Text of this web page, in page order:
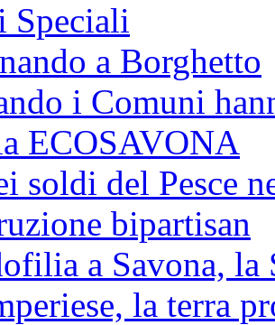
Speciali
a Borghetto
i Comuni
ECOSAVONA
soldi del Pesce
bipartisan
a Savona, la
la terra